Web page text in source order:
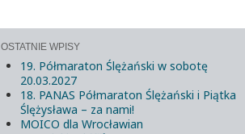
OSTATNIE WPISY
19. Półmaraton Ślężański w sobotę
20.03.2027
18. PANAS Półmaraton Ślężański i Piątka
Ślężysława – za nami!
MOICO dla Wrocławian